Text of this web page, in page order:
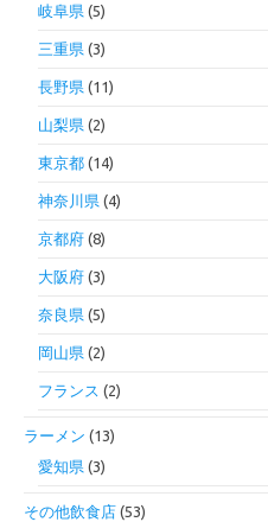
岐阜県 (5)
三重県 (3)
長野県 (11)
山梨県 (2)
東京都 (14)
神奈川県 (4)
京都府 (8)
大阪府 (3)
奈良県 (5)
岡山県 (2)
フランス (2)
ラーメン (13)
愛知県 (3)
その他飲食店 (53)